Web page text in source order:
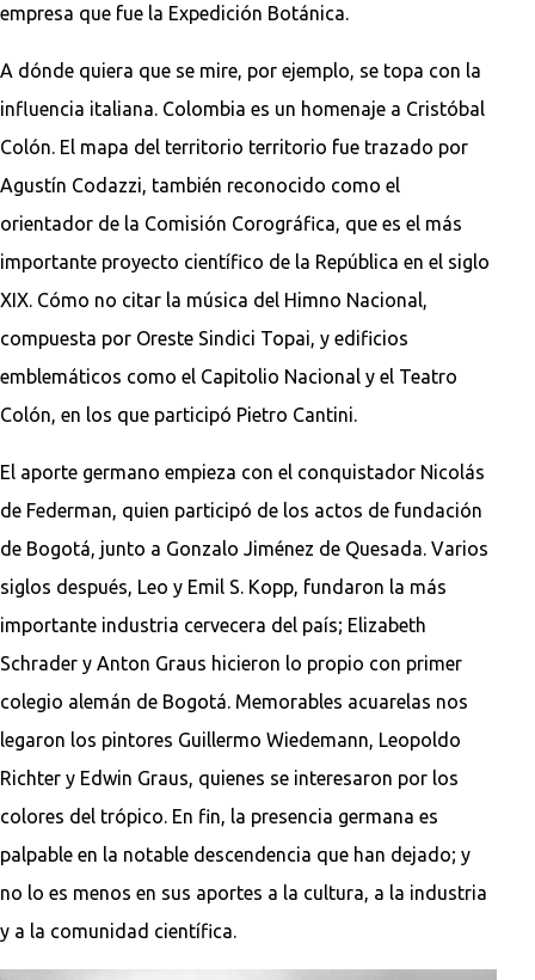
empresa que fue la Expedición Botánica.
A dónde quiera que se mire, por ejemplo, se topa con la
influencia italiana. Colombia es un homenaje a Cristóbal
Colón. El mapa del territorio territorio fue trazado por
Agustín Codazzi, también reconocido como el
orientador de la Comisión Corográfica, que es el más
importante proyecto científico de la República en el siglo
XIX. Cómo no citar la música del Himno Nacional,
compuesta por Oreste Sindici Topai, y edificios
emblemáticos como el Capitolio Nacional y el Teatro
Colón, en los que participó Pietro Cantini.
El aporte germano empieza con el conquistador Nicolás
de Federman, quien participó de los actos de fundación
de Bogotá, junto a Gonzalo Jiménez de Quesada. Varios
siglos después, Leo y Emil S. Kopp, fundaron la más
importante industria cervecera del país; Elizabeth
Schrader y Anton Graus hicieron lo propio con primer
colegio alemán de Bogotá. Memorables acuarelas nos
legaron los pintores Guillermo Wiedemann, Leopoldo
Richter y Edwin Graus, quienes se interesaron por los
colores del trópico. En fin, la presencia germana es
palpable en la notable descendencia que han dejado; y
no lo es menos en sus aportes a la cultura, a la industria
y a la comunidad científica.